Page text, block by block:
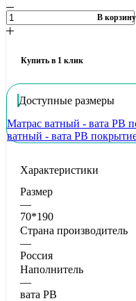
В корзину
Купить в 1 клик
Доступные размеры
Матрас ватный - вата РВ
ватный - вата РВ
Характеристики
Размер
—
70*190
Страна производитель
—
Россия
Наполнитель
—
вата РВ